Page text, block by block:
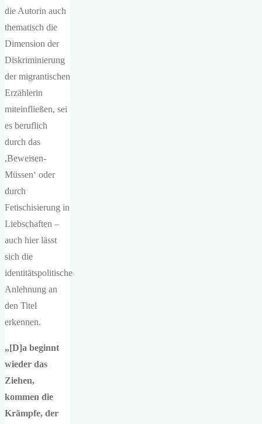
die Autorin auch
thematisch die
Dimension der
Diskriminierung
der migrantischen
Erzählerin
miteinfließen, sei
es beruflich
durch das
,Beweisen-
Müssen‘ oder
durch
Fetischisierung in
Liebschaften –
auch hier lässt
sich die
identitätspolitische
Anlehnung an
den Titel
erkennen.
„[D]a beginnt
wieder das
Ziehen,
kommen die
Krämpfe, der